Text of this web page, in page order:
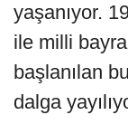
yaşanıyor.
ile milli
başlanılan
dalga